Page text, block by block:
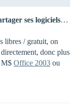
ses logiciels…
libres / gratuit, on
donc plus
M$ Office 2003 ou